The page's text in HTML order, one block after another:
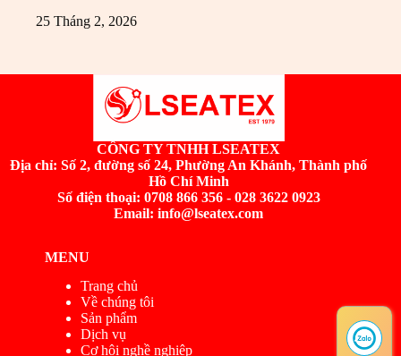
25 Tháng 2, 2026
CÔNG TY TNHH LSEATEX
Địa chỉ: Số 2, đường số 24, Phường An Khánh, Thành phố
Hồ Chí Minh
Số điện thoại: 0708 866 356 - 028 3622 0923
Email: info@lseatex.com
MENU
Trang chủ
Về chúng tôi
Sản phẩm
Dịch vụ
Cơ hội nghề nghiệp